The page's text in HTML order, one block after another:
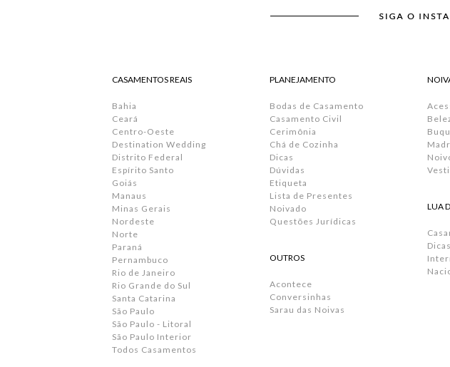
CASAMENTOS REAIS
Bahia
Ceará
Centro-Oeste
Destination Wedding
Distrito Federal
Espírito Santo
Goiás
Manaus
Minas Gerais
Nordeste
Norte
Paraná
Pernambuco
Rio de Janeiro
Rio Grande do Sul
Santa Catarina
São Paulo
São Paulo - Litoral
São Paulo Interior
Todos Casamentos
PLANEJAMENTO
Bodas de Casamento
Casamento Civil
Cerimônia
Chá de Cozinha
Dicas
Dúvidas
Etiqueta
Lista de Presentes
Noivado
Questões Jurídicas
OUTROS
Acontece
Conversinhas
Sarau das Noivas
LUA